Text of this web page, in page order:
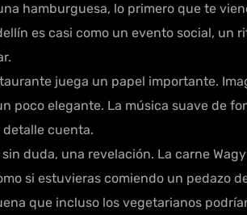
hamburguesa, lo primero que te
es casi como un evento social, un
juega un papel importante.
poco elegante. La música suave de
detalle cuenta.
sin duda, una revelación. La carne
si estuvieras comiendo un pedazo
que incluso los vegetarianos